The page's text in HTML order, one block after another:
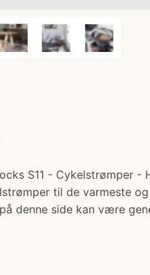
S11 - Cykelstrømper
til de varmeste
denne side kan være